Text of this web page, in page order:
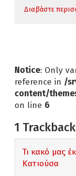
Διαβάστε
Notice: Only
reference in /
content/
on line 6
1 Trackback
Τι κακό μας
Κατιούσα